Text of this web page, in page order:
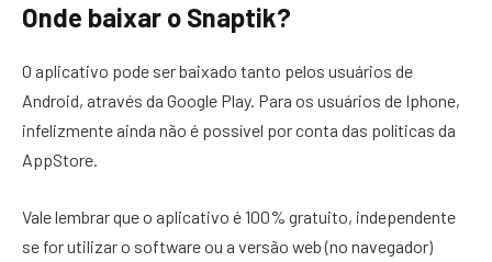
Onde baixar o Snaptik?
O aplicativo pode ser baixado tanto pelos usuários de
Android, através da Google Play. Para os usuários de Iphone,
infelizmente ainda não é possível por conta das políticas da
AppStore.
Vale lembrar que o aplicativo é 100% gratuito, independente
se for utilizar o software ou a versão web (no navegador)